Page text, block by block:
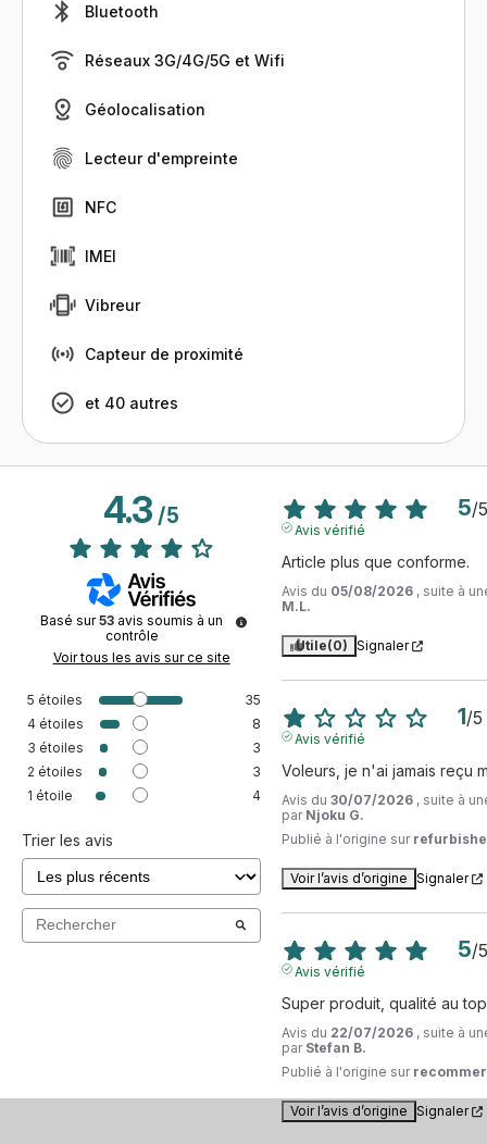
Bluetooth
Réseaux 3G/4G/5G et Wifi
Géolocalisation
Lecteur d'empreinte
NFC
IMEI
Vibreur
Capteur de proximité
et 40 autres
4.3/5
Basé sur53 avis soumis à un
contrôle
Voir tous les avis sur ce site
5 étoiles
35
4 étoiles
8
3 étoiles
3
2 étoiles
3
1 étoile 4
Trier les avis
5/5
Avis vérifié
Article plus que conforme.
Avis du 05/08/2026 , suite à
M.L.
Utile(0) Signaler
1/5
Avis vérifié
Voleurs, je n'ai jamais reçu
Avis du 30/07/2026 , suite à
par Njoku G.
Publié à l'origine sur
Voir l’avis d’origine Signaler
5/5
Avis vérifié
Super produit, qualité au top
Avis du 22/07/2026 , suite à
par Stefan B.
Publié à l'origine sur
Voir l’avis d’origine Signaler